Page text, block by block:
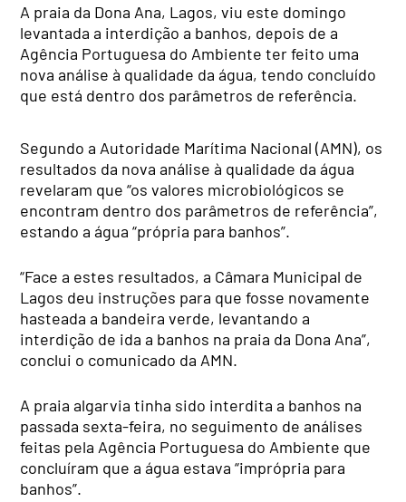
A praia da Dona Ana, Lagos, viu este domingo
levantada a interdição a banhos, depois de a
Agência Portuguesa do Ambiente ter feito uma
nova análise à qualidade da água, tendo concluído
que está dentro dos parâmetros de referência.
Segundo a Autoridade Marítima Nacional (AMN), os
resultados da nova análise à qualidade da água
revelaram que “os valores microbiológicos se
encontram dentro dos parâmetros de referência”,
estando a água “própria para banhos”.
“Face a estes resultados, a Câmara Municipal de
Lagos deu instruções para que fosse novamente
hasteada a bandeira verde, levantando a
interdição de ida a banhos na praia da Dona Ana”,
conclui o comunicado da AMN.
A praia algarvia tinha sido interdita a banhos na
passada sexta-feira, no seguimento de análises
feitas pela Agência Portuguesa do Ambiente que
concluíram que a água estava “imprópria para
banhos”.